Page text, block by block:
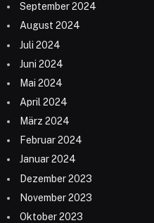
September 2024
August 2024
Juli 2024
Juni 2024
Mai 2024
April 2024
März 2024
Februar 2024
Januar 2024
Dezember 2023
November 2023
Oktober 2023